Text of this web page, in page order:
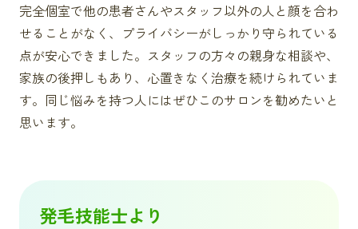
完全個室で他の患者さんやスタッフ以外の人と顔を合わ
せることがなく、プライバシーがしっかり守られている
点が安心できました。スタッフの方々の親身な相談や、
家族の後押しもあり、心置きなく治療を続けられていま
す。同じ悩みを持つ人にはぜひこのサロンを勧めたいと
思います。
発毛技能士より